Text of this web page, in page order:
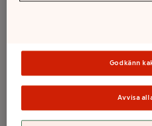
fluor
Varumärke
Godkänn
Avvisa